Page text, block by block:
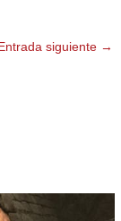
Entrada siguiente →